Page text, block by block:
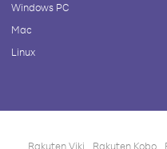
Windows PC
Mac
Linux
Rakuten Viki Rakuten Kobo